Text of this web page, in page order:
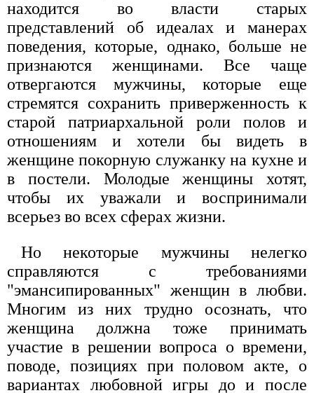
находится во власти старых
представлений об идеалах и манерах
поведения, которые, однако, больше не
признаются женщинами. Все чаще
отвергаются мужчины, которые еще
стремятся сохранить приверженность к
старой патриархальной роли полов и
отношениям и хотели бы видеть в
женщине покорную служанку на кухне и
в постели. Молодые женщины хотят,
чтобы их уважали и воспринимали
всерьез во всех сферах жизни.
Но некоторые мужчины нелегко
справляются с требованиями
"эмансипированных" женщин в любви.
Многим из них трудно осознать, что
женщина должна тоже принимать
участие в решении вопроса о времени,
поводе, позициях при половом акте, о
вариантах любовной игры до и после